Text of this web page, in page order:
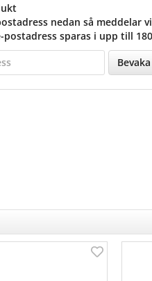
nedan så meddelar
postadress sparas i upp till
Bevaka